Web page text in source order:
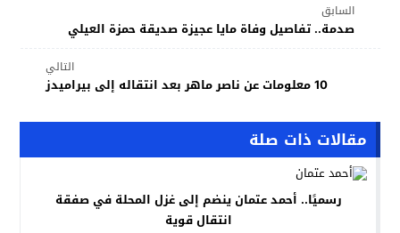
السابق
صدمة.. تفاصيل وفاة مايا عجيزة صديقة حمزة العيلي
التالي
10 معلومات عن ناصر ماهر بعد انتقاله إلى بيراميدز
مقالات ذات صلة
رسميًا.. أحمد عتمان ينضم إلى غزل المحلة في صفقة
انتقال قوية